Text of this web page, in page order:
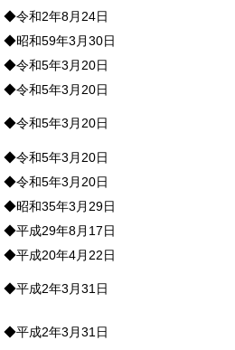
◆令和2年8月24日
◆昭和59年3月30日
◆令和5年3月20日
◆令和5年3月20日
◆令和5年3月20日
◆令和5年3月20日
◆令和5年3月20日
◆昭和35年3月29日
◆平成29年8月17日
◆平成20年4月22日
◆平成2年3月31日
◆平成2年3月31日